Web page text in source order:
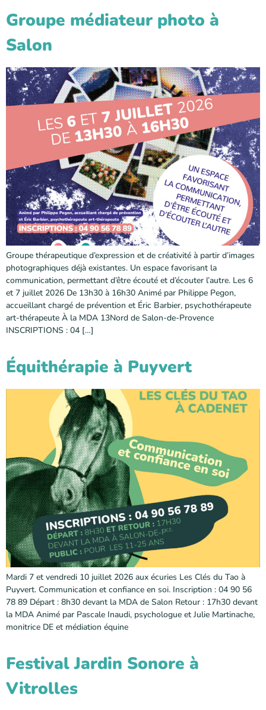
Groupe médiateur photo à
Salon
Groupe thérapeutique d’expression et de créativité à partir d’images
photographiques déjà existantes. Un espace favorisant la
communication, permettant d’être écouté et d’écouter l’autre. Les 6
et 7 juillet 2026 De 13h30 à 16h30 Animé par Philippe Pegon,
accueillant chargé de prévention et Éric Barbier, psychothérapeute
art-thérapeute À la MDA 13Nord de Salon-de-Provence
INSCRIPTIONS : 04 […]
Équithérapie à Puyvert
Mardi 7 et vendredi 10 juillet 2026 aux écuries Les Clés du Tao à
Puyvert. Communication et confiance en soi. Inscription : 04 90 56
78 89 Départ : 8h30 devant la MDA de Salon Retour : 17h30 devant
la MDA Animé par Pascale Inaudi, psychologue et Julie Martinache,
monitrice DE et médiation équine
Festival Jardin Sonore à
Vitrolles